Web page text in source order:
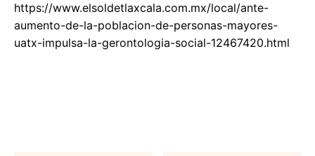
https://www.elsoldetlaxcala.com.mx/local/ante-
aumento-de-la-poblacion-de-personas-mayores-
uatx-impulsa-la-gerontologia-social-12467420.html